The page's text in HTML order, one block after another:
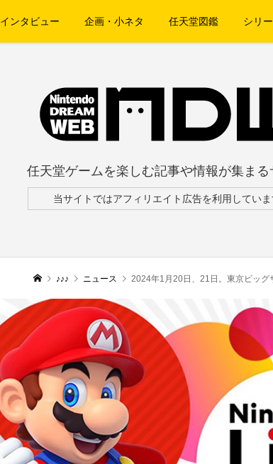
インタビュー 企画・小ネタ 任天堂図鑑 シリ
任天堂ゲームを楽しむ記事や情報が集まる
当サイトではアフィリエイト広告を利用していま
♪♪♪ ニュース 2024年1月20日、21日。東京ビッグ